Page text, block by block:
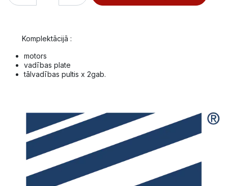
Komplektācijā :
motors
vadības plate
tālvadības pultis x 2gab.